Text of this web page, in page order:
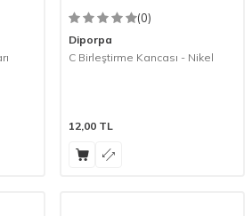
(0)
Diporpa
C Birleştirme Kancası - Nikel
12,00 TL